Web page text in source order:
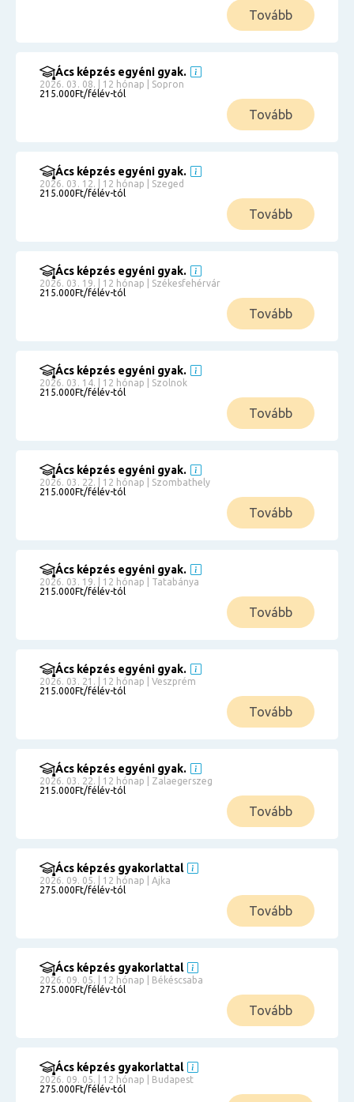
Tovább
Ács képzés egyéni gyak.
2026. 03. 08. | 12 hónap | Sopron
215.000Ft/félév-tól
Tovább
Ács képzés egyéni gyak.
2026. 03. 12. | 12 hónap | Szeged
215.000Ft/félév-tól
Tovább
Ács képzés egyéni gyak.
2026. 03. 19. | 12 hónap | Székesfehérvár
215.000Ft/félév-tól
Tovább
Ács képzés egyéni gyak.
2026. 03. 14. | 12 hónap | Szolnok
215.000Ft/félév-tól
Tovább
Ács képzés egyéni gyak.
2026. 03. 22. | 12 hónap | Szombathely
215.000Ft/félév-tól
Tovább
Ács képzés egyéni gyak.
2026. 03. 19. | 12 hónap | Tatabánya
215.000Ft/félév-tól
Tovább
Ács képzés egyéni gyak.
2026. 03. 21. | 12 hónap | Veszprém
215.000Ft/félév-tól
Tovább
Ács képzés egyéni gyak.
2026. 03. 22. | 12 hónap | Zalaegerszeg
215.000Ft/félév-tól
Tovább
Ács képzés gyakorlattal
2026. 09. 05. | 12 hónap | Ajka
275.000Ft/félév-tól
Tovább
Ács képzés gyakorlattal
2026. 09. 05. | 12 hónap | Békéscsaba
275.000Ft/félév-tól
Tovább
Ács képzés gyakorlattal
2026. 09. 05. | 12 hónap | Budapest
275.000Ft/félév-tól